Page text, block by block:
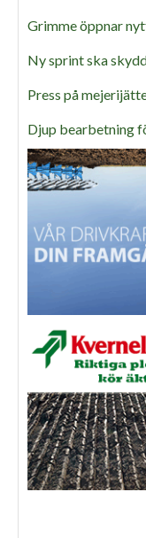
Grimme öppnar
Ny sprint ska
Press på
Djup bearbetning